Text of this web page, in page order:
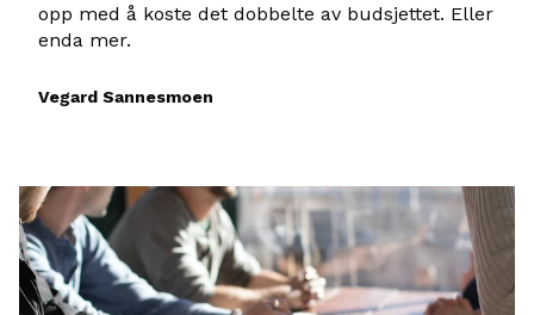
opp med å koste det dobbelte av budsjettet. Eller
enda mer.
Vegard Sannesmoen